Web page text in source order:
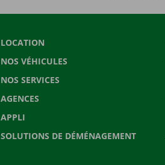
LOCATION
NOS VÉHICULES
NOS SERVICES
AGENCES
APPLI
SOLUTIONS DE DÉMÉNAGEMENT